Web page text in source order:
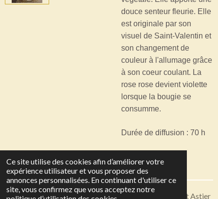
Ce site utilise des cookies afin d’améliorer votre
expérience utilisateur et vous proposer des
annonces personnalisées. En continuant d'utiliser ce
site, vous confirmez que vous acceptez notre
douce senteur fleurie. Elle
est originale par son
visuel de Saint-Valentin et
son changement de
couleur à l'allumage grâce
à son coeur coulant. La
rose rose devient violette
lorsque la bougie se
consumme.
Durée de diffusion : 70 h
Articles disponibles en livraison ou à récupérer sur Saint Astier